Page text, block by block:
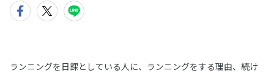
ランニングを日課としている人に、ランニングをする理由、続け